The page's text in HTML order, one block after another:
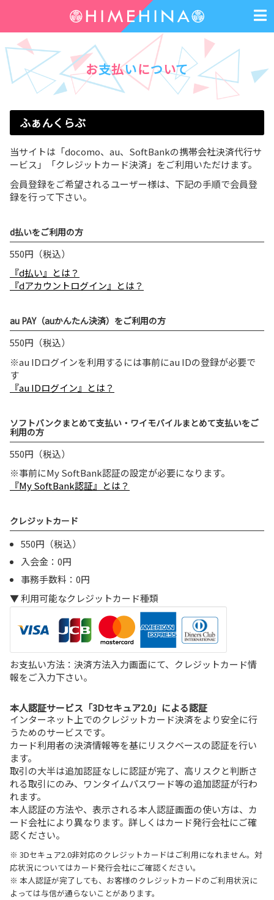
お支払いについて
ふぁんくらぶ
当サイトは「docomo、au、SoftBankの携帯会社決済代行サ
ービス」「クレジットカード決済」をご利用いただけます。
会員登録をご希望されるユーザー様は、下記の手順で会員登
録を行って下さい。
d払いをご利用の方
550円（税込）
『d払い』とは？
『dアカウントログイン』とは？
au PAY（auかんたん決済）をご利用の方
550円（税込）
※au IDログインを利用するには事前にau IDの登録が必要で
す
『au IDログイン』とは？
ソフトバンクまとめて支払い・ワイモバイルまとめて支払いをご
利用の方
550円（税込）
※事前にMy SoftBank認証の設定が必要になります。
『My SoftBank認証』とは？
クレジットカード
550円（税込）
入会金：0円
事務手数料：0円
利用可能なクレジットカード種類
お支払い方法：決済方法入力画面にて、クレジットカード情
報をご入力下さい。
本人認証サービス「3Dセキュア2.0」による認証
インターネット上でのクレジットカード決済をより安全に行
うためのサービスです。
カード利用者の決済情報等を基にリスクベースの認証を行い
ます。
取引の大半は追加認証なしに認証が完了、高リスクと判断さ
れる取引にのみ、ワンタイムパスワード等の追加認証が行わ
れます。
本人認証の方法や、表示される本人認証画面の使い方は、カ
ード会社により異なります。詳しくはカード発行会社にご確
認ください。
※ 3Dセキュア2.0非対応のクレジットカードはご利用になれません。対
応状況についてはカード発行会社にご確認ください。
※ 本人認証が完了しても、お客様のクレジットカードのご利用状況に
よっては与信が通らないことがあります。